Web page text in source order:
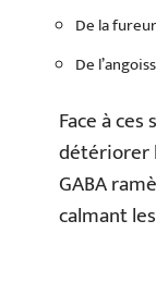
De la
De
Face à
détériorer
GABA
calmant